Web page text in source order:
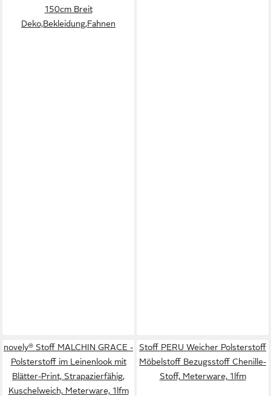
150cm Breit
Deko,Bekleidung,Fahnen
novely® Stoff MALCHIN GRACE -
Polsterstoff im Leinenlook mit
Blätter-Print, Strapazierfähig,
Kuschelweich, Meterware, 1lfm
Stoff PERU Weicher Polsterstoff
Möbelstoff Bezugsstoff Chenille-
Stoff, Meterware, 1lfm